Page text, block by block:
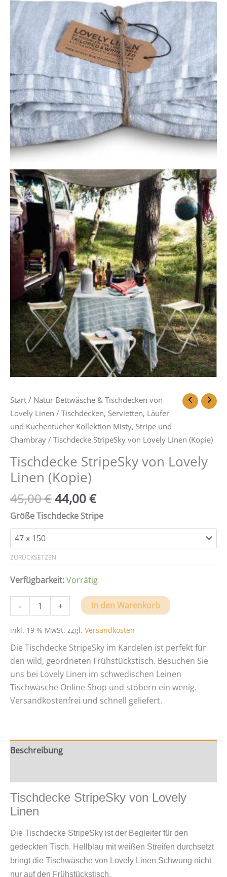
Start / Natur Bettwäsche & Tischdecken von
Lovely Linen / Tischdecken, Servietten, Läufer
und Küchentücher Kollektion Misty, Stripe und
Chambray / Tischdecke StripeSky von Lovely Linen (Kopie)
Tischdecke StripeSky von Lovely
Linen (Kopie)
45,00€44,00€
Größe Tischdecke Stripe
ZURÜCKSETZEN
Verfügbarkeit:Vorrätig
-
Tischdecke
StripeSky
von
Lovely
Linen
(Kopie)
Menge
+ In den Warenkorb
inkl. 19 % MwSt. zzgl. Versandkosten
Die Tischdecke StripeSky im Kardelen ist perfekt für
den wild, geordneten Frühstückstisch. Besuchen Sie
uns bei Lovely Linen im schwedischen Leinen
Tischwäsche Online Shop und stöbern ein wenig.
Versandkostenfrei und schnell geliefert.
Beschreibung
Tischdecke StripeSky von Lovely
Linen
Die Tischdecke StripeSky ist der Begleiter für den
gedeckten Tisch. Hellblau mit weißen Streifen durchsetzt
bringt die Tischwäsche von Lovely Linen Schwung nicht
nur auf den Frühstückstisch.